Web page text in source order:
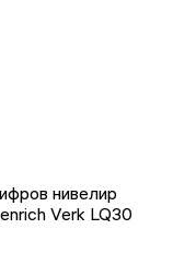
нивелир
Verk LQ30